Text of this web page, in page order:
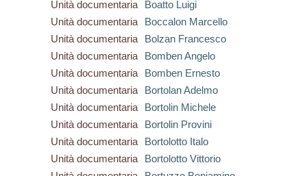
Unità documentaria
Boatto Luigi
Unità documentaria
Boccalon Marcello
Unità documentaria
Bolzan Francesco
Unità documentaria
Bomben Angelo
Unità documentaria
Bomben Ernesto
Unità documentaria
Bortolan Adelmo
Unità documentaria
Bortolin Michele
Unità documentaria
Bortolin Provini
Unità documentaria
Bortolotto Italo
Unità documentaria
Bortolotto Vittorio